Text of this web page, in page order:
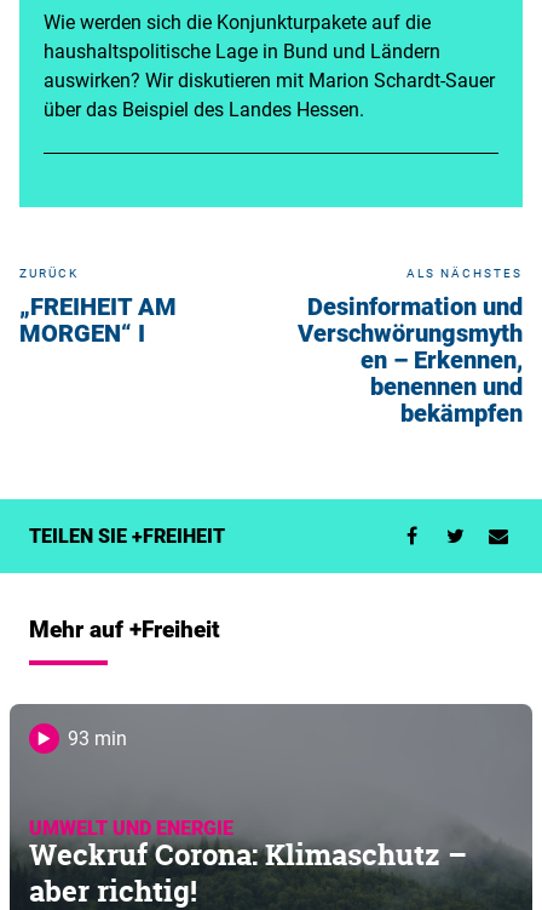
Wie werden sich die Konjunkturpakete auf die
haushaltspolitische Lage in Bund und Ländern
auswirken? Wir diskutieren mit Marion Schardt-Sauer
über das Beispiel des Landes Hessen.
ZURÜCK
„FREIHEIT AM
MORGEN“ I
ALS NÄCHSTES
Desinformation und
Verschwörungsmyth
en – Erkennen,
benennen und
bekämpfen
TEILEN SIE +FREIHEIT
Mehr auf +Freiheit
93 min
UMWELT UND ENERGIE
Weckruf Corona: Klimaschutz –
aber richtig!